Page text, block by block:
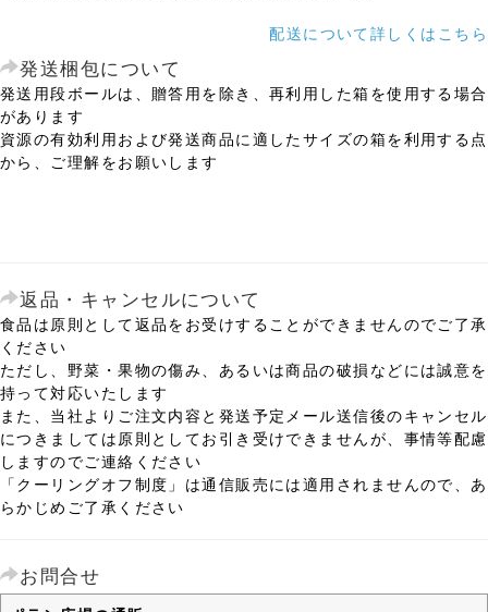
配送について詳しくはこちら
発送梱包について
発送用段ボールは、贈答用を除き、再利用した箱を使用する場合
があります
資源の有効利用および発送商品に適したサイズの箱を利用する点
から、ご理解をお願いします
返品・キャンセルについて
食品は原則として返品をお受けすることができませんのでご了承
ください
ただし、野菜・果物の傷み、あるいは商品の破損などには誠意を
持って対応いたします
また、当社よりご注文内容と発送予定メール送信後のキャンセル
につきましては原則としてお引き受けできませんが、事情等配慮
しますのでご連絡ください
「クーリングオフ制度」は通信販売には適用されませんので、あ
らかじめご了承ください
お問合せ